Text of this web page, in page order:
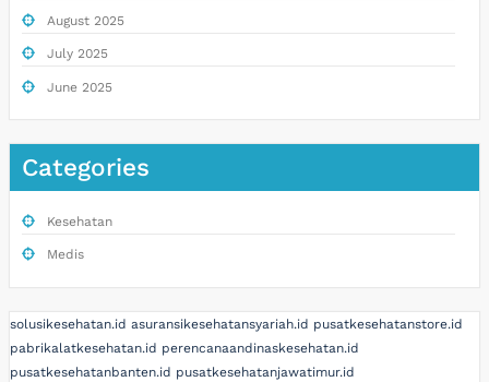
August 2025
July 2025
June 2025
Categories
Kesehatan
Medis
solusikesehatan.id asuransikesehatansyariah.id pusatkesehatanstore.id
pabrikalatkesehatan.id perencanaandinaskesehatan.id
pusatkesehatanbanten.id pusatkesehatanjawatimur.id